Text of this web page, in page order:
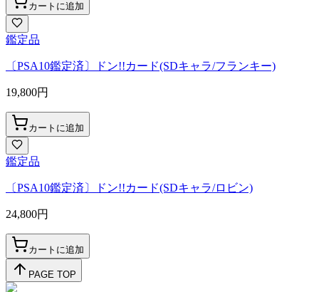
カートに追加
鑑定品
〔PSA10鑑定済〕ドン!!カード(SDキャラ/フランキー)
19,800円
カートに追加
鑑定品
〔PSA10鑑定済〕ドン!!カード(SDキャラ/ロビン)
24,800円
カートに追加
PAGE TOP